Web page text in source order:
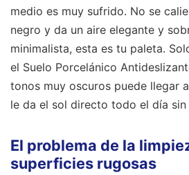
medio es muy sufrido. No se
negro y da un aire elegante y
minimalista, esta es tu paleta.
el Suelo Porcelánico
tonos muy oscuros puede llegar
le da el sol directo todo el día sin
El problema de la
superficies rugosas